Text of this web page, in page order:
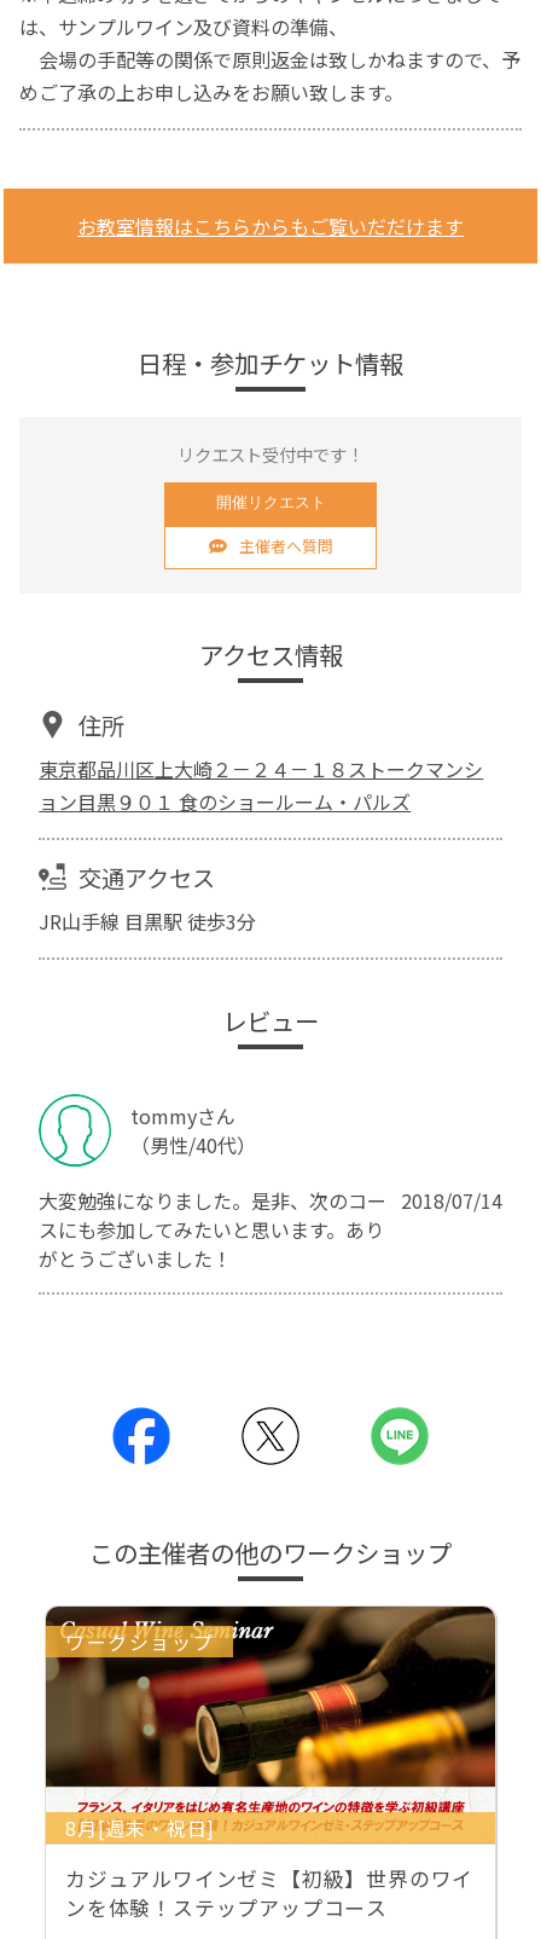
は、サンプルワイン及び資料の準備、
会場の手配等の関係で原則返金は致しかねますので、予
めご了承の上お申し込みをお願い致します。
お教室情報はこちらからもご覧いだだけます
日程・参加チケット情報
リクエスト受付中です！
開催リクエスト
主催者へ質問
アクセス情報
住所
東京都品川区上大崎２－２４－１８ストークマンシ
ョン目黒９０１ 食のショールーム・パルズ
交通アクセス
JR山手線 目黒駅 徒歩3分
レビュー
tommyさん
（男性/40代）
大変勉強になりました。是非、次のコー
スにも参加してみたいと思います。あり
がとうございました！
2018/07/14
この主催者の他のワークショップ
ワークショップ
8月[週末・祝日]
カジュアルワインゼミ【初級】世界のワイ
ンを体験！ステップアップコース